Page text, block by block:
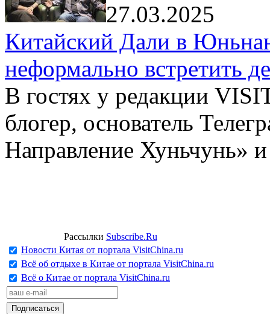
27.03.2025
Китайский Дали в
неформально встретить
В гостях у редакции
блогер, основатель
Направление Хуньчунь»
Рассылки Subscribe.Ru
Новости Китая от портала VisitChina.ru
Всё об отдыхе в Китае от портала VisitChina.ru
Всё о Китае от портала VisitChina.ru